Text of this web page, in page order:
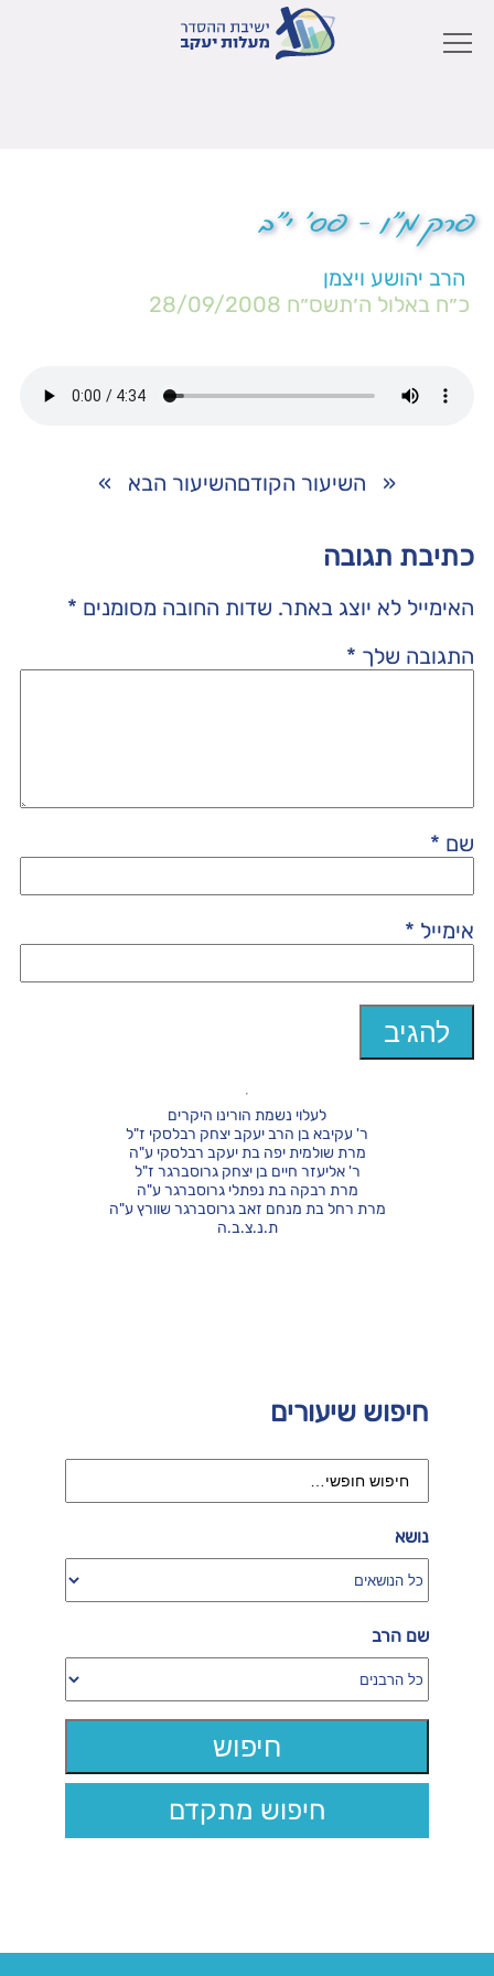
פרק מ"ו – פס' י"ב
הרב יהושע ויצמן
כ״ח באלול ה׳תשס״ח 28/09/2008
« השיעור הקודםהשיעור הבא »
כתיבת תגובה
האימייל לא יוצג באתר. שדות החובה מסומנים *
התגובה שלך *
שם *
אימייל *
חיפוש שיעורים
נושא
שם הרב
חיפוש מתקדם
לעלוי נשמת הורינו היקרים
ר' עקיבא בן הרב יעקב יצחק רבלסקי ז"ל
מרת שולמית יפה בת יעקב רבלסקי ע"ה
ר' אליעזר חיים בן יצחק גרוסברגר ז"ל
מרת רבקה בת נפתלי גרוסברגר ע"ה
מרת רחל בת מנחם זאב גרוסברגר שוורץ ע"ה
ת.נ.צ.ב.ה